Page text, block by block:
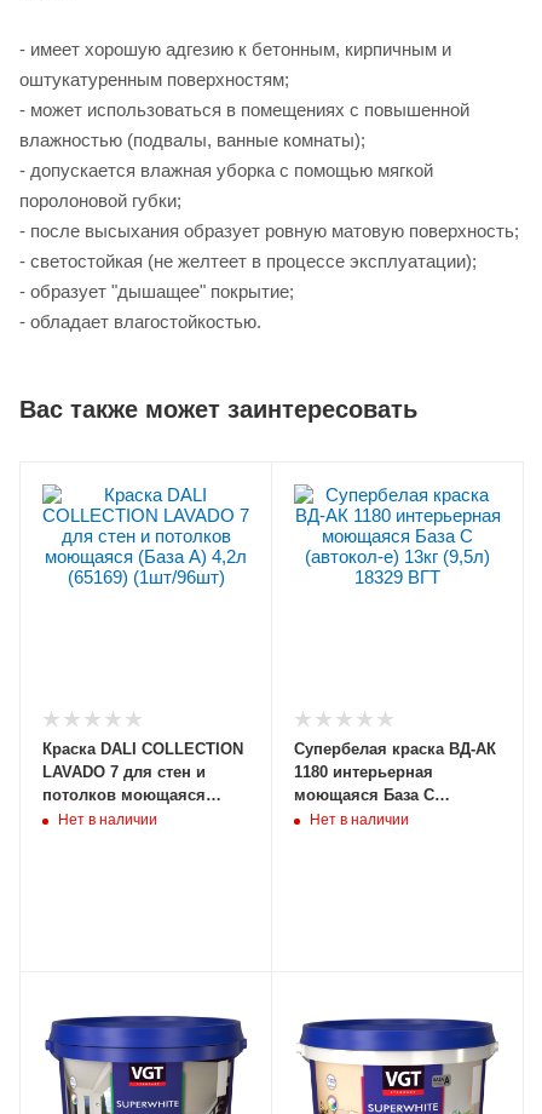
- имеет хорошую адгезию к бетонным, кирпичным и
оштукатуренным поверхностям;
- может использоваться в помещениях с повышенной
влажностью (подвалы, ванные комнаты);
- допускается влажная уборка с помощью мягкой
поролоновой губки;
- после высыхания образует ровную матовую поверхность;
- светостойкая (не желтеет в процессе эксплуатации);
- образует "дышащее" покрытие;
- обладает влагостойкостью.
Вас также может заинтересовать
Краска DALI COLLECTION
LAVADO 7 для стен и
потолков моющаяся
(База А) 4,2л (65169)
Нет в наличии
Супербелая краска ВД-АК
1180 интерьерная
моющаяся База С
(автокол-е) 13кг (9,5л)
Нет в наличии